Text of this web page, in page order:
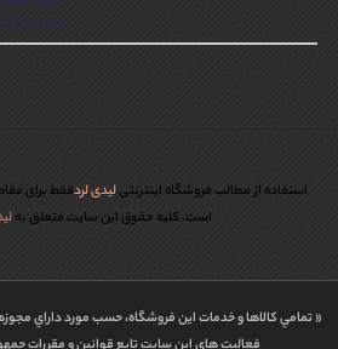
استفاده از مطالب فروشگاه اینترنتیلیدی لردفقط برای
است. کليه حقوق اين سايت متعلق به
« تمامي كالاها و خدمات اين فروشگاه، حسب مورد داراي